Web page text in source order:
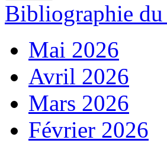
Bibliographie du
Mai 2026
Avril 2026
Mars 2026
Février 2026